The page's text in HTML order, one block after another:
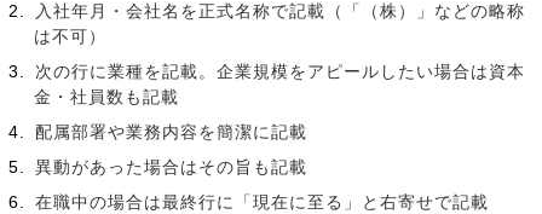
入社年月・会社名を正式名称で記載（「（株）」などの略称
は不可）
次の行に業種を記載。企業規模をアピールしたい場合は資本
金・社員数も記載
配属部署や業務内容を簡潔に記載
異動があった場合はその旨も記載
在職中の場合は最終行に「現在に至る」と右寄せで記載